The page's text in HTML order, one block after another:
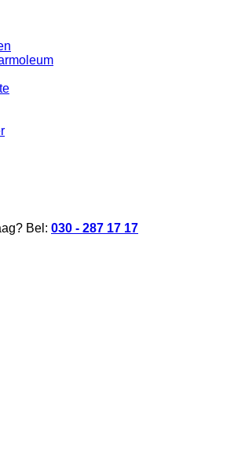
Bel: 030 - 287 17 17